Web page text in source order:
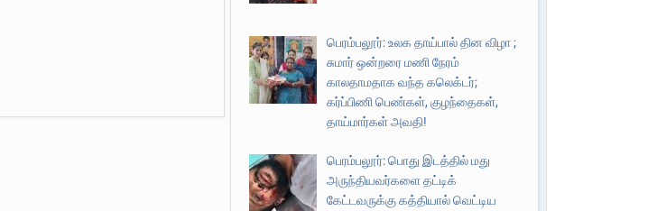
பெரம்பலூர்: உலக தாய்பால் தின விழா ;
சுமார் ஒன்றரை மணி நேரம்
காலதாமதாக வந்த கலெக்டர்;
கர்ப்பிணி பெண்கள், குழந்தைகள்,
தாய்மார்கள் அவதி!
பெரம்பலூர்: பொது இடத்தில் மது
அருந்தியவர்களை தட்டிக்
கேட்டவருக்கு கத்தியால் வெட்டிய